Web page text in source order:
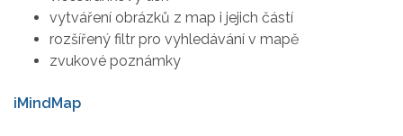
vytváření obrázků z map i jejich částí
rozšířený filtr pro vyhledávání v mapě
zvukové poznámky
iMindMap